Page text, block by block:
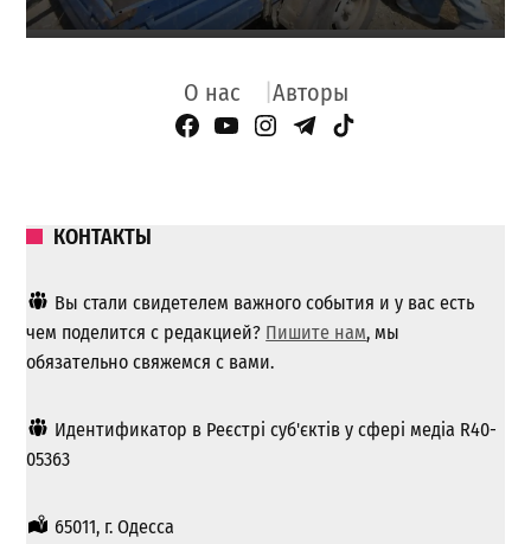
О нас Авторы
Facebook Page
YouTube
Instagram
Telegram
TikTok
КОНТАКТЫ
Вы стали свидетелем важного события и у вас есть
чем поделится с редакцией? Пишите нам, мы
обязательно свяжемся с вами.
Идентификатор в Реєстрі суб'єктів у сфері медіа R40-
05363
65011, г. Одесса